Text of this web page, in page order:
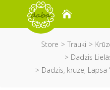
Store Trauki
Dadzis
Dadzis, krūze,